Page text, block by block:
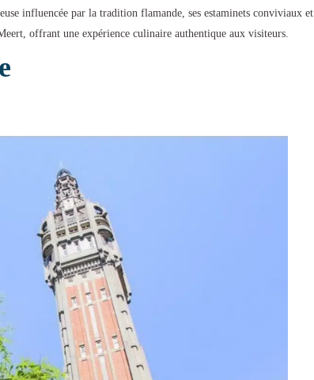
influencée par la tradition flamande, ses estaminets conviviaux et
offrant une expérience culinaire authentique aux visiteurs.